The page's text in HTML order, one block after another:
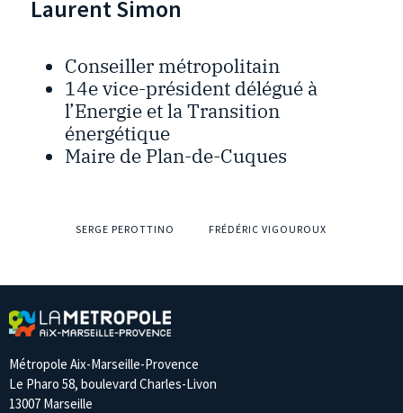
Laurent Simon
Conseiller métropolitain
14e vice-président délégué à
l’Energie et la Transition
énergétique
Maire de Plan-de-Cuques
SERGE PEROTTINO FRÉDÉRIC VIGOUROUX
Métropole Aix-Marseille-Provence
Le Pharo 58, boulevard Charles-Livon
13007 Marseille